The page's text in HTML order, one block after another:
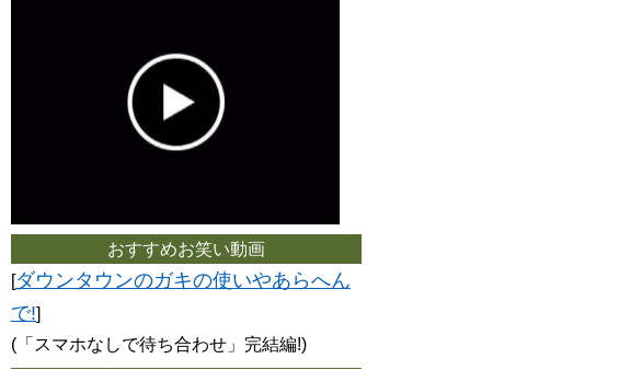
おすすめお笑い動画
[ダウンタウンのガキの使いやあらへん
で!]
(「スマホなしで待ち合わせ」完結編!)